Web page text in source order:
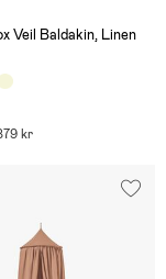
Veil Baldakin, Linen
kr